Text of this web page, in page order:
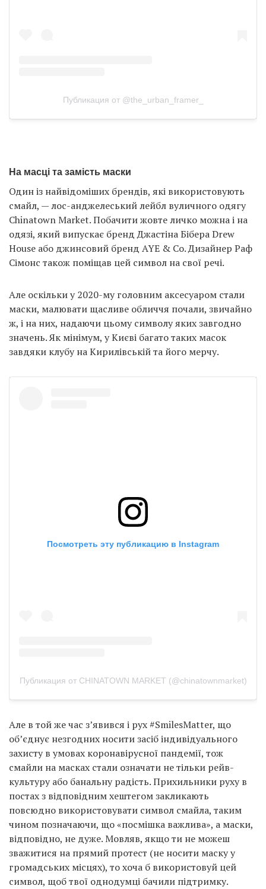
Публикация от @the_urban_framer_
На масці та замість маски
Один із найвідоміших брендів, які використовують
смайл, — лос-анджелеський лейбл вуличного одягу
Chinatown Market. Побачити жовте личко можна і на
одязі, який випускає бренд Джастіна Бібера Drew
House або джинсовий бренд AYE & Co. Дизайнер Раф
Сімонс також поміщав цей символ на свої речі.
Але оскільки у 2020-му головним аксесуаром стали
маски, малювати щасливе обличчя почали, звичайно
ж, і на них, надаючи цьому символу яких завгодно
значень. Як мінімум, у Києві багато таких масок
завдяки клубу на Кирилівській та його мерчу.
Посмотреть эту публикацию в Instagram
Публикация от CHINATOWN MARKET (@chinatownmarket)
Але в той же час з’явився і рух #SmilesMatter, що
об’єднує незгодних носити засіб індивідуального
захисту в умовах коронавірусної пандемії, тож
смайли на масках стали означати не тільки рейв-
культуру або банальну радість. Прихильники руху в
постах з відповідним хештегом закликають
повсюдно використовувати символ смайла, таким
чином позначаючи, що «посмішка важлива», а маски,
відповідно, не дуже. Мовляв, якщо ти не можеш
зважитися на прямий протест (не носити маску у
громадських місцях), то хоча б використовуй цей
символ, щоб твої однодумці бачили підтримку.